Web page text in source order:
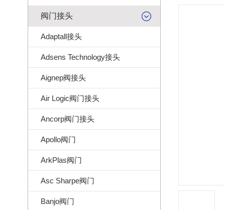
阀门接头
Adaptall接头
Adsens Technology接头
Aignep阀接头
Air Logic阀门接头
Ancorp阀门接头
Apollo阀门
ArkPlas阀门
Asc Sharpe阀门
Banjo阀门